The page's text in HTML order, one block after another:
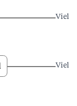
Viel
Viel